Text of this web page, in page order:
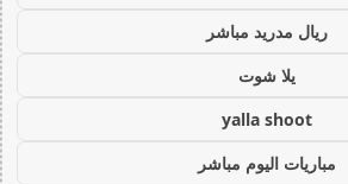
ريال مدريد مباشر
يلا شوت
yalla shoot
مباريات اليوم مباشر